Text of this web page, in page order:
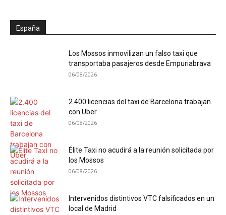
España
Los Mossos inmovilizan un falso taxi que
transportaba pasajeros desde Empuriabrava
06/08/2026
2.400 licencias del taxi de Barcelona trabajan
con Uber
06/08/2026
Élite Taxi no acudirá a la reunión solicitada por
los Mossos
06/08/2026
Intervenidos distintivos VTC falsificados en un
local de Madrid